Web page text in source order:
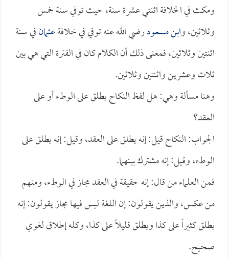
ومكث في الخلافة اثنتي عشرة سنة، حيث توفي سنة خمس
وثلاثين، وابن مسعودرضي الله عنه توفي في خلافةعثمانفي سنة
اثنتين وثلاثين، فمعنى ذلك أن الكلام كان في الفترة التي هي بين
ثلاث وعشرين واثنتين وثلاثين.
وهنا مسألة وهي: هل لفظ النكاح يطلق على الوطء أو على
العقد؟
الجواب: النكاح قيل: إنه يطلق على العقد، وقيل: إنه يطلق على
الوطء، وقيل: إنه مشترك بينهما.
فمن العلماء من قال: إنه حقيقة في العقد مجاز في الوطء، ومنهم
من عكس، والذين يقولون: إن اللغة ليس فيها مجاز يقولون: إنه
يطلق كثيراً على كذا ويطلق قليلاً على كذا، وكله إطلاق لغوي
صحيح.